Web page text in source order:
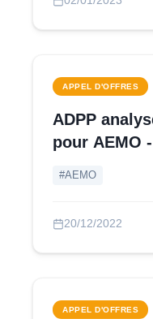
APPEL D'OFFRES
ADPP
pour AEMO
#AEMO
20/12/2022
APPEL D'OFFRES